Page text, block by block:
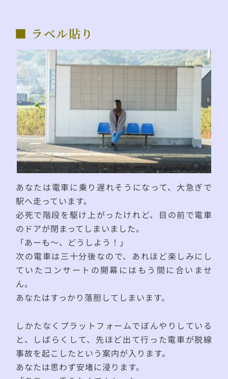
■ ラベル貼り
あなたは電車に乗り遅れそうになって、大急ぎで
駅へ走っています。
必死で階段を駆け上がったけれど、目の前で電車
のドアが閉まってしまいました。
「あーも〜、どうしよう！」
次の電車は三十分後なので、あれほど楽しみにし
ていたコンサートの開幕にはもう間に合いませ
ん。
あなたはすっかり落胆してしまいます。
しかたなくプラットフォームでぼんやりしている
と、しばらくして、先ほど出て行った電車が脱線
事故を起こしたという案内が入ります。
あなたは思わず安堵に浸ります。